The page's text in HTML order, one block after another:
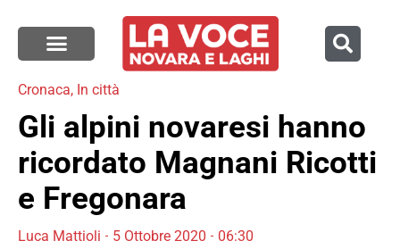
Cronaca, In città
Gli alpini novaresi hanno
ricordato Magnani Ricotti
e Fregonara
Luca Mattioli 5 Ottobre 2020 06:30